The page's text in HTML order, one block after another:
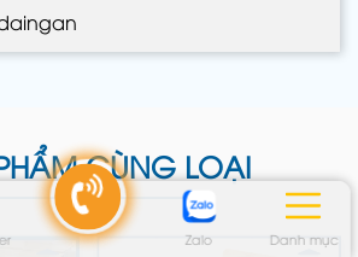
Zalo Danh mục
CÙNG LOẠI